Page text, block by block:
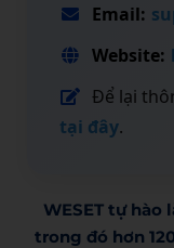
Email:
Website:
Để lại
tại đây.
WESET tự hào
trong đó hơn